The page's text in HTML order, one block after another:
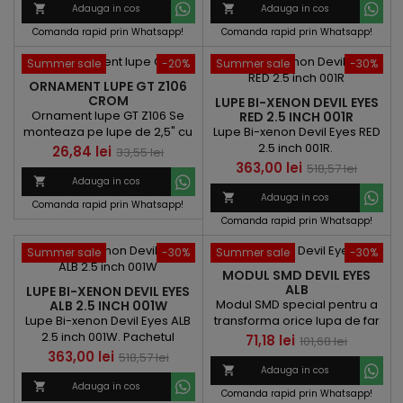
baza

Adauga in cos
Comanda rapid prin Whatsapp!
baza

Adauga in cos
Comanda rapid prin Whatsapp!
-20%
Summer sale
ORNAMENT LUPE GT Z106
CROM
Ornament lupe GT Z106 Se
monteaza pe lupe de 2,5" cu
inel convertor si pe lupe de
3" fara inel.
Pret
26,84 lei Pret
de
baza
33,55 lei

Adauga in cos
Comanda rapid prin Whatsapp!
-30%
Summer sale
LUPE BI-XENON DEVIL EYES
RED 2.5 INCH 001R
Lupe Bi-xenon Devil Eyes RED
2.5 inch 001R.
Pret
363,00 lei Pret
baza
518,57 lei

Adauga in cos
Comanda rapid prin Whatsapp!
-30%
Summer sale
LUPE BI-XENON DEVIL EYES
ALB 2.5 INCH 001W
Lupe Bi-xenon Devil Eyes ALB
2.5 inch 001W. Pachetul
contine becuri xenon H1 si
ornament ( ...
Pret
363,00 lei Pret
518,57 lei

Adauga in cos
-30%
Summer sale
MODUL SMD DEVIL EYES
ALB
Modul SMD special pentru a
transforma orice lupa de far
in DEVIL EYES. Culore : ALBA
Pret
71,18 lei Pret
de
baza
101,68 lei

Adauga in cos
Comanda rapid prin Whatsapp!